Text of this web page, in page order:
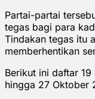
Partai-partai
tegas bagi para
Tindakan tegas itu
memberhentikan
Berikut ini daftar
hingga 27 Oktober